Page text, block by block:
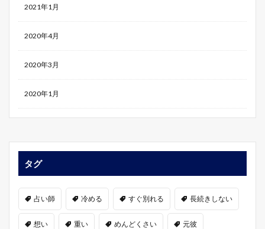
2021年1月
2020年4月
2020年3月
2020年1月
タグ
占い師 冷める すぐ別れる 長続きしない
想い 重い めんどくさい 元彼